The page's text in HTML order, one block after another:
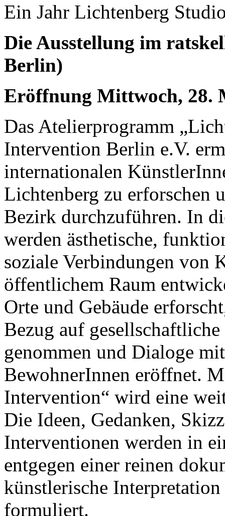
Ein Jahr Lichtenberg
Die Ausstellung im
Berlin)
Eröffnung Mittwoch, 28.
Das Atelierprogramm
Intervention Berlin e.V.
internationalen
Lichtenberg zu erforschen
Bezirk durchzuführen. In
werden ästhetische,
soziale Verbindungen von
öffentlichem Raum
Orte und Gebäude
Bezug auf
genommen und Dialoge
BewohnerInnen eröffnet.
Intervention“ wird eine
Die Ideen, Gedanken,
Interventionen werden in
entgegen einer reinen
künstlerische
formuliert.